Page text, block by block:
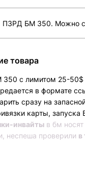
ПЗРД БМ 350. Можно
товара
с лимитом 25-50$
в формате
сразу на
карты,
инвайты в бм
неспеша проверили в